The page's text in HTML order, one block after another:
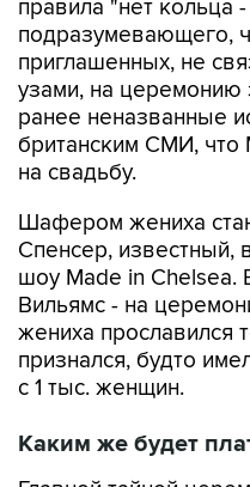
правила "нет кольца
подразумевающего,
приглашенных, не
узами, на церемонию
ранее неназванные
британским СМИ, что
на свадьбу.
Шафером жениха
Спенсер, известный,
шоу Made in Chelsea.
Вильямс - на
жениха прославился
признался, будто
с 1 тыс. женщин.
Каким же будет